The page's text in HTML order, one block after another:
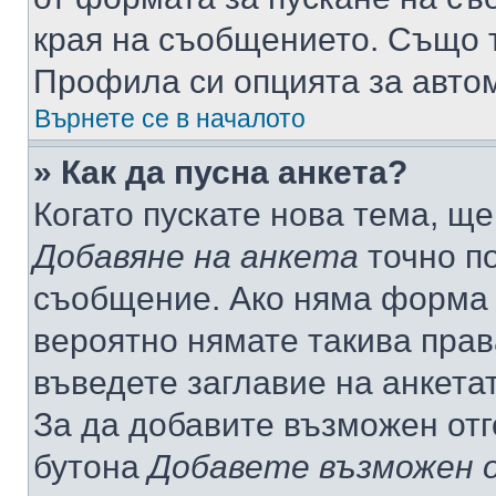
края на съобщението. Също
Профила си опцията за
Върнете се в началото
» Как да пусна анкета?
Когато пускате нова тема,
Добавяне на анкета точно
съобщение. Ако няма форма
вероятно нямате такива
въведете заглавие на
За да добавите възможен
бутонаДобавете възможен